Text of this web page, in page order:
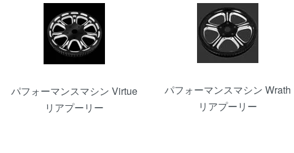
パフォーマンスマシン Virtue
リアプーリー
パフォーマンスマシン Wrath
リアプーリー